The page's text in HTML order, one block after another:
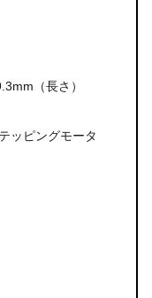
（長さ）
ッピングモータ